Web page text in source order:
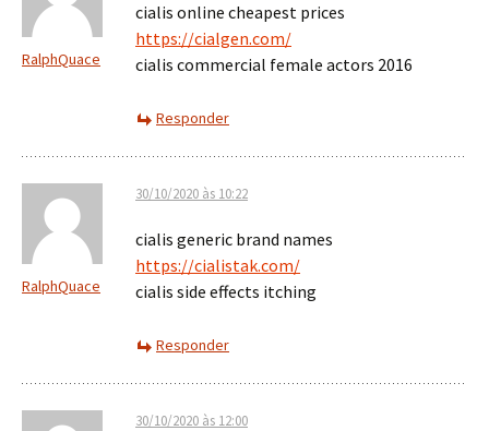
RalphQuace
cialis online cheapest prices
https://cialgen.com/
cialis commercial female actors 2016
Responder
RalphQuace
30/10/2020 às 10:22
cialis generic brand names
https://cialistak.com/
cialis side effects itching
Responder
30/10/2020 às 12:00